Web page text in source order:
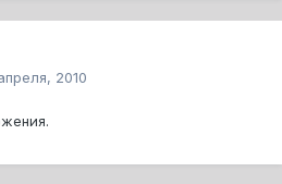
2010